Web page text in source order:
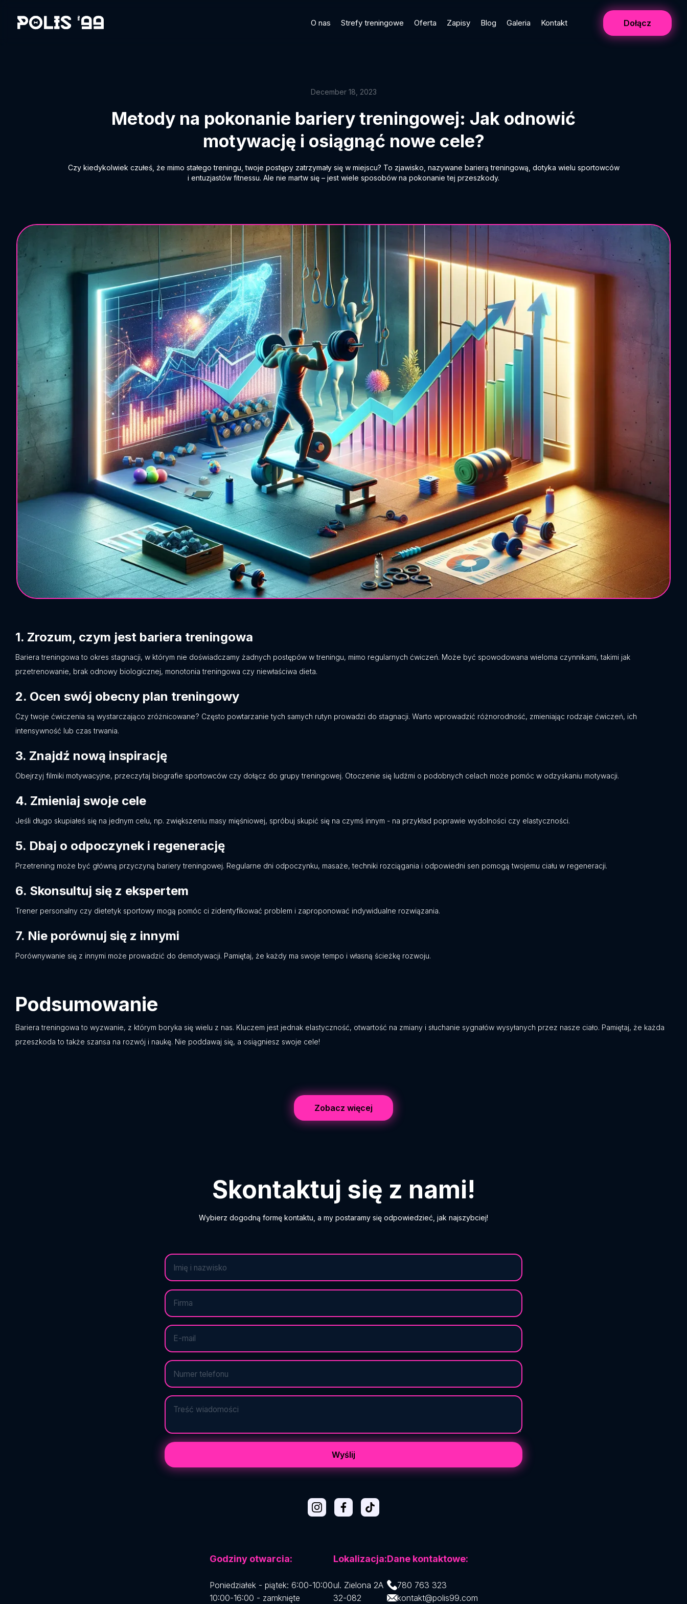
O nas Strefy treningowe Oferta Zapisy Blog Galeria Kontakt Dołącz
December 18, 2023
Metody na pokonanie bariery treningowej: Jak odnowić
motywację i osiągnąć nowe cele?
Czy kiedykolwiek czułeś, że mimo stałego treningu, twoje postępy zatrzymały się w miejscu? To zjawisko, nazywane barierą treningową, dotyka wielu sportowców
i entuzjastów fitnessu. Ale nie martw się – jest wiele sposobów na pokonanie tej przeszkody.
1. Zrozum, czym jest bariera treningowa
Bariera treningowa to okres stagnacji, w którym nie doświadczamy żadnych postępów w treningu, mimo regularnych ćwiczeń. Może być spowodowana wieloma czynnikami, takimi jak
przetrenowanie, brak odnowy biologicznej, monotonia treningowa czy niewłaściwa dieta.
2. Ocen swój obecny plan treningowy
Czy twoje ćwiczenia są wystarczająco zróżnicowane? Często powtarzanie tych samych rutyn prowadzi do stagnacji. Warto wprowadzić różnorodność, zmieniając rodzaje ćwiczeń, ich
intensywność lub czas trwania.
3. Znajdź nową inspirację
Obejrzyj filmiki motywacyjne, przeczytaj biografie sportowców czy dołącz do grupy treningowej. Otoczenie się ludźmi o podobnych celach może pomóc w odzyskaniu motywacji.
4. Zmieniaj swoje cele
Jeśli długo skupiałeś się na jednym celu, np. zwiększeniu masy mięśniowej, spróbuj skupić się na czymś innym - na przykład poprawie wydolności czy elastyczności.
5. Dbaj o odpoczynek i regenerację
Przetrening może być główną przyczyną bariery treningowej. Regularne dni odpoczynku, masaże, techniki rozciągania i odpowiedni sen pomogą twojemu ciału w regeneracji.
6. Skonsultuj się z ekspertem
Trener personalny czy dietetyk sportowy mogą pomóc ci zidentyfikować problem i zaproponować indywidualne rozwiązania.
7. Nie porównuj się z innymi
Porównywanie się z innymi może prowadzić do demotywacji. Pamiętaj, że każdy ma swoje tempo i własną ścieżkę rozwoju.
Podsumowanie
Bariera treningowa to wyzwanie, z którym boryka się wielu z nas. Kluczem jest jednak elastyczność, otwartość na zmiany i słuchanie sygnałów wysyłanych przez nasze ciało. Pamiętaj, że każda
przeszkoda to także szansa na rozwój i naukę. Nie poddawaj się, a osiągniesz swoje cele!
Zobacz więcej
Skontaktuj się z nami!
Wybierz dogodną formę kontaktu, a my postaramy się odpowiedzieć, jak najszybciej!
Godziny otwarcia:
Poniedziałek - piątek: 6:00-10:00
10:00-16:00 - zamknięte
Lokalizacja:
ul. Zielona 2A
32-082
Dane kontaktowe:
780 763 323
kontakt@polis99.com